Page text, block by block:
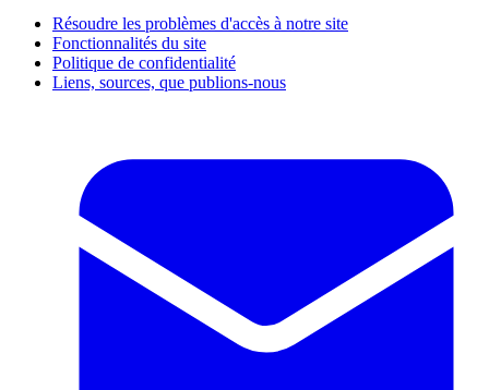
Résoudre les problèmes d'accès à notre site
Fonctionnalités du site
Politique de confidentialité
Liens, sources, que publions-nous